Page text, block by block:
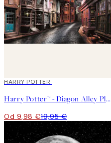
50%*
HARRY POTTER
Harry Potter™ - Diagon Alley Plagát
Od 9,98 €19,95 €